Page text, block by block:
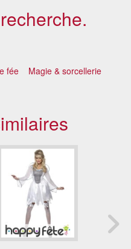
fée
Magie & sorcellerie